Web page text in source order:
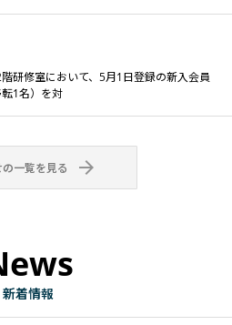
研修室において、5月1日登録の新入会員
1名）を対
一覧を見る 
新着情報